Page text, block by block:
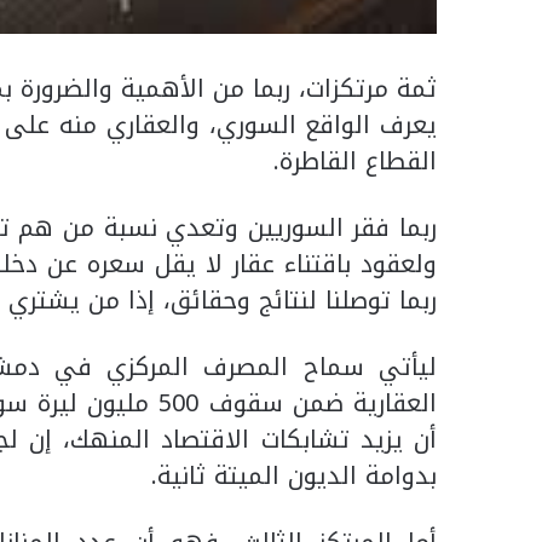
ثمة مرتكزات، ربما من الأهمية
يعرف الواقع السوري، والعقاري منه
القطاع القاطرة.
ربما فقر السوريين وتعدي نسبة من هم
ولعقود باقتناء عقار لا يقل سعره عن
ربما توصلنا لنتائج وحقائق، إذا من يشتري
ليأتي سماح المصرف المركزي في
أن يزيد تشابكات الاقتصاد المنهك،
بدوامة الديون الميتة ثانية.